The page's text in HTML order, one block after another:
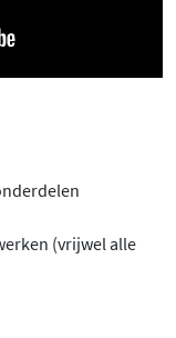
(vrijwel alle